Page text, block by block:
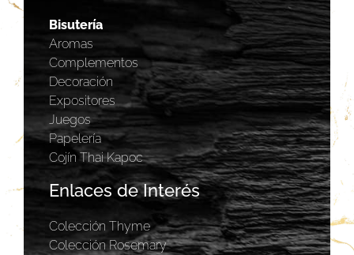
Bisutería
Aromas
Complementos
Decoración
Expositores
Juegos
Papelería
Cojín Thai Kapoc
Enlaces de Interés
Colección Thyme
Colección Rosemary